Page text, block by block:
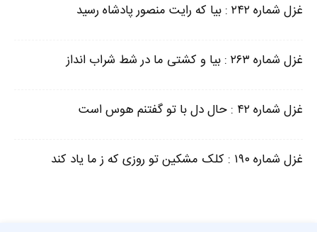
غزل شماره ۲۴۲ : بیا که رایت منصور پادشاه رسید
غزل شماره ۲۶۳ : بیا و کشتی ما در شط شراب انداز
غزل شماره ۴۲ : حال دل با تو گفتنم هوس است
غزل شماره ۱۹۰ : کلک مشکین تو روزی که ز ما یاد کند